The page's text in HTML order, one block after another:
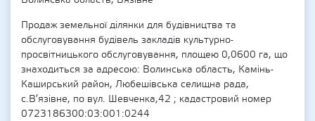
Продаж земельної ділянки для будівництва та
обслуговування будівель закладів культурно-
просвітницького обслуговування, площею 0,0600 га, що
знаходиться за адресою: Волинська область, Камінь-
Каширський район, Любешівська селищна рада,
с.В’язівне, по вул. Шевченка,42 ; кадастровий номер
0723186300:03:001:0244